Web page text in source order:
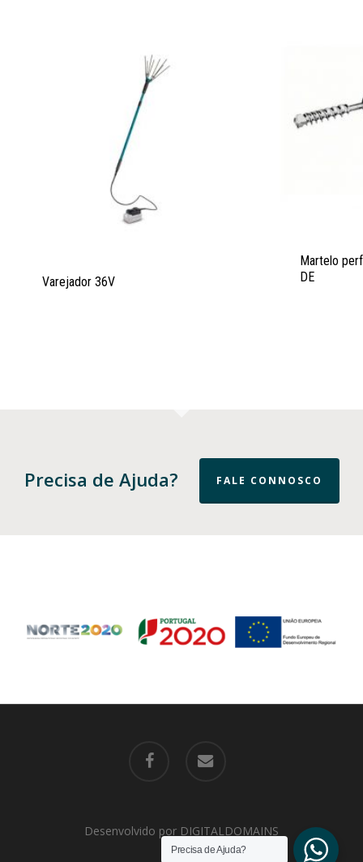
Varejador 36V
Martelo
DE
Precisa de Ajuda? FALE CONNOSCO
facebook
Desenvolvido por DIGITALDOMAINS
Precisa de Ajuda?